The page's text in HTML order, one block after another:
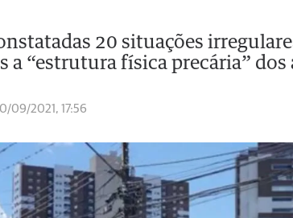
20 situações
a “estrutura física precária”
09/2021, 17:56